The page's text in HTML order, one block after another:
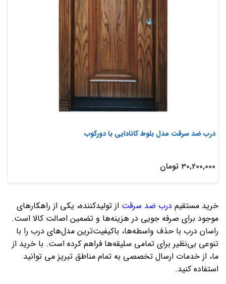
درب ضد سرقت مدل بلوط کانادایی با دورکوب
30,200,000 تومان
خرید مستقیم درب ضد سرقت از تولیدکننده، یکی از راهکارهای
موجود برای صرفه جویی در هزینه‌ها و تضمین اصالت کالا است.
راسان درب با حذف واسطه‌ها، باکیفیت‌ترین مدل‌های درب را با
تنوعی بی‌نظیر برای تمامی سلیقه‌ها فراهم کرده‌ است. با خرید از
ما، از خدمات ارسال تخصصی به تمام مناطق تبریز می توانید
استفاده کنید.